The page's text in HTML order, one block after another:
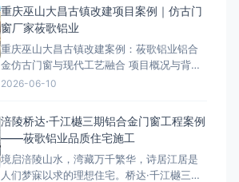
工程。本文将从项目设计理念、施工难点到
成果展示，深度解析这一城市新地标的诞生
过程，为类似项目提供参考。如需
重庆巫山大昌古镇改建项目案例｜仿古门
窗厂家莜歌铝业
重庆巫山大昌古镇改建案例：莜歌铝业铝合
金仿古门窗与现代工艺融合 项目概况与背景
大昌古镇位于重庆巫山县，是一座拥有1700
阳光房施工提出了严格的历史风貌保护要
求。莜歌铝业凭借多年古建门窗研发与施工
经验，承接了本项目的铝合
2026-06-10
涪陵桥达·千江樾三期铝合金门窗工程案例
——莜歌铝业品质住宅施工
境启涪陵山水，湾藏万千繁华，诗居江居是
人们梦寐以求的理想住宅。桥达·千江樾三期